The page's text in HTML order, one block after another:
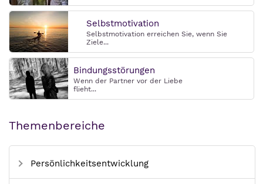
Selbstmotivation
Selbstmotivation erreichen Sie, wenn Sie
Ziele...
Bindungsstörungen
Wenn der Partner vor der Liebe
flieht...
Themenbereiche
Persönlichkeitsentwicklung